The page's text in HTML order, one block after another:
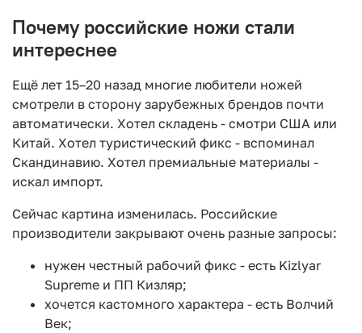
Почему российские ножи стали
интереснее
Ещё лет 15–20 назад многие любители ножей
смотрели в сторону зарубежных брендов почти
автоматически. Хотел складень - смотри США или
Китай. Хотел туристический фикс - вспоминал
Скандинавию. Хотел премиальные материалы -
искал импорт.
Сейчас картина изменилась. Российские
производители закрывают очень разные запросы:
нужен честный рабочий фикс - есть Kizlyar
Supreme и ПП Кизляр;
хочется кастомного характера - есть Волчий
Век;